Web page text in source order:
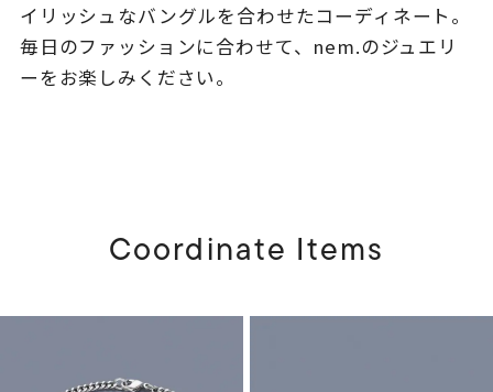
在庫ありのみ すべて表示
イリッシュなバングルを合わせたコーディネート。
毎日のファッションに合わせて、nem.のジュエリ
ーをお楽しみください。
Coordinate Items